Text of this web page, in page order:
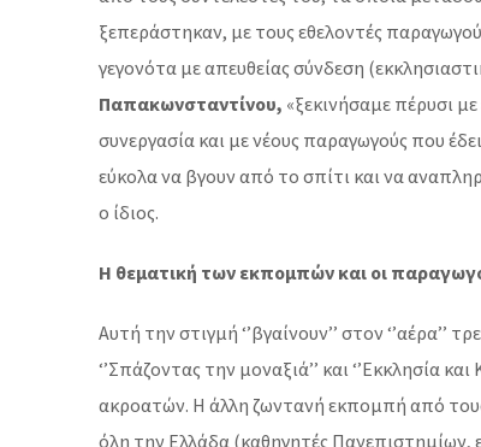
ξεπεράστηκαν, με τους εθελοντές
γεγονότα με απευθείας σύνδεση
Παπακωνσταντίνου, «ξεκινήσαμε πέρυσι
συνεργασία και με νέους παραγωγούς που
εύκολα να βγουν από το σπίτι και να
ο ίδιος.
Η θεματική των εκπομπών και οι
Αυτή την στιγμή ‘’βγαίνουν’’ στον
‘’Σπάζοντας την μοναξιά’’ και ‘’Εκκλησία
ακροατών. Η άλλη ζωντανή εκπομπή από
όλη την Ελλάδα (καθηγητές Πανεπιστημίων,